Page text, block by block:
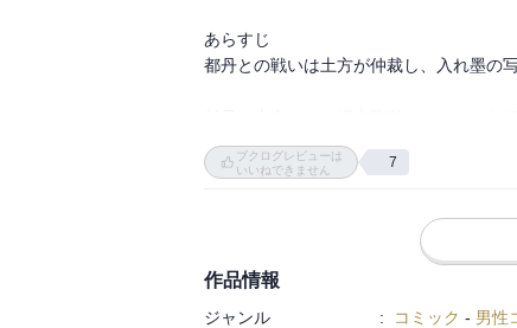
「あああああああああああああああああ
同時に第七師団が網走監獄に攻撃を開始！
う〜ん。単純に面白い。
あらすじ
都丹との戦いは土方が仲裁し、入れ墨の
門倉看守部長が土方との内通者だった。
アシリパたちは偽物ののっぺらぼうに会
ブクログレビューは
いいねできません
7
作品情報
ジャンル : コミック - 男性